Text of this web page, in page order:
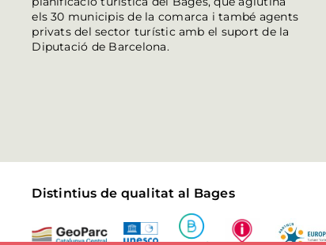
els 30 municipis de la comarca i també agents
privats del sector turístic amb el suport de la
Diputació de Barcelona.
Distintius de qualitat al Bages